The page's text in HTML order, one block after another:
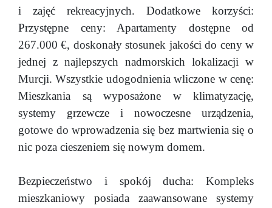
i zajęć rekreacyjnych. Dodatkowe korzyści:
Przystępne ceny: Apartamenty dostępne od
267.000 €, doskonały stosunek jakości do ceny w
jednej z najlepszych nadmorskich lokalizacji w
Murcji. Wszystkie udogodnienia wliczone w cenę:
Mieszkania są wyposażone w klimatyzację,
systemy grzewcze i nowoczesne urządzenia,
gotowe do wprowadzenia się bez martwienia się o
nic poza cieszeniem się nowym domem.
Bezpieczeństwo i spokój ducha: Kompleks
mieszkaniowy posiada zaawansowane systemy